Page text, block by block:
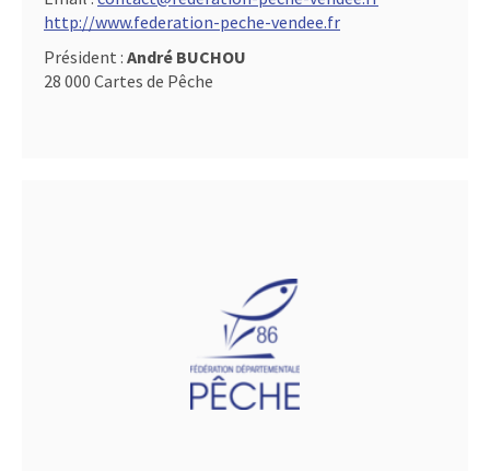
http://www.federation-peche-vendee.fr
Président : André BUCHOU
28 000 Cartes de Pêche